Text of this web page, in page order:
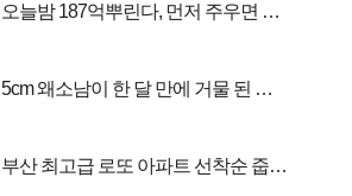
오늘밤 187억뿌린다, 먼저 주우면 최
5cm 왜소남이 한 달 만에 거물 된 사
부산 최고급 로또 아파트 선착순 줍줍